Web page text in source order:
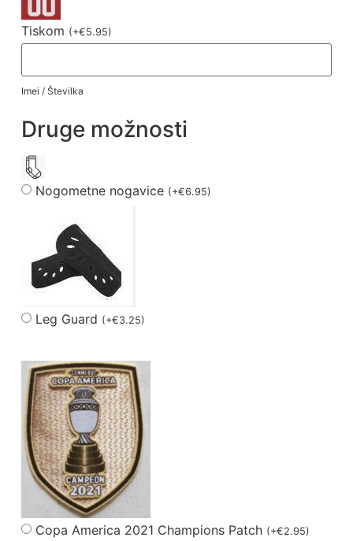
Tiskom (+€5.95)
Imei / Številka
Druge možnosti
Nogometne nogavice (+€6.95)
Leg Guard (+€3.25)
Copa America 2021 Champions Patch (+€2.95)